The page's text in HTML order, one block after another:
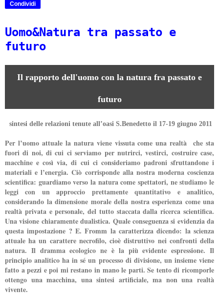
Condividi
Uomo&Natura tra passato e
futuro
Il rapporto dell'uomo con la natura fra passato e
futuro
sintesi delle relazioni tenute all’oasi S.Benedetto il 17-19 giugno 2011
Per l’uomo attuale la natura viene vissuta come una realtà che sta
fuori di noi, di cui ci serviamo per nutrirci, vestirci, costruire case,
macchine e così via, di cui ci consideriamo padroni sfruttandone i
materiali e l’energia. Ciò corrisponde alla nostra moderna coscienza
scientifica: guardiamo verso la natura come spettatori, ne studiamo le
leggi con un approccio prettamente quantitativo e analitico,
considerando la dimensione morale della nostra esperienza come una
realtà privata e personale, del tutto staccata dalla ricerca scientifica.
Una visione chiaramente dualistica. Quale conseguenza si evidenzia da
questa impostazione ? E. Fromm la caratterizza dicendo: la scienza
attuale ha un carattere necrofilo, cioè distruttivo nei confronti della
natura. Il dramma ecologico ne è la più evidente espressione. Il
principio analitico ha in sé un processo di divisione, un insieme viene
fatto a pezzi e poi mi restano in mano le parti. Se tento di ricomporle
ottengo una macchina, una sintesi artificiale, ma non una realtà
vivente.